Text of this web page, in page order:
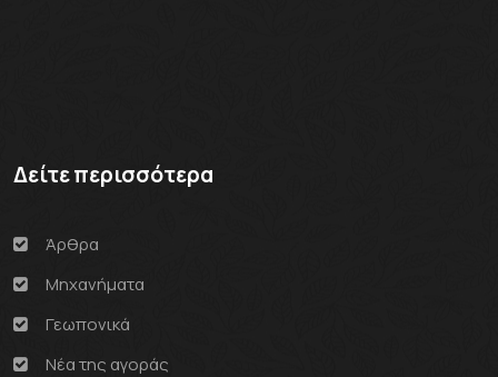
Δείτε περισσότερα
Άρθρα
Μηχανήματα
Γεωπονικά
Νέα της αγοράς